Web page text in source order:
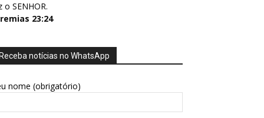
o SENHOR.
23:24
Receba notícias no WhatsApp
nome (obrigatório)